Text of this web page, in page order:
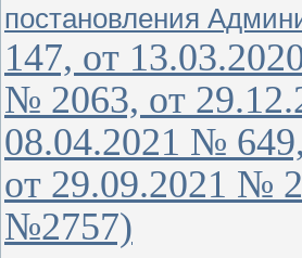
постановления
147, от
№ 2063, от
08.04.2021 №
от 29.09.2021 №
№2757)